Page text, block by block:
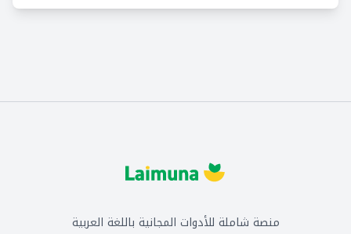
منصة شاملة للأدوات المجانية باللغة العربية